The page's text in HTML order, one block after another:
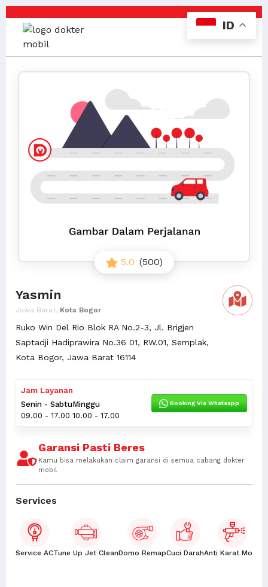
5.0 (500)
Yasmin
Jawa Barat, Kota Bogor
Ruko Win Del Rio Blok RA No.2-3, Jl. Brigjen
Saptadji Hadiprawira No.36 01, RW.01, Semplak,
Kota Bogor, Jawa Barat 16114
Jam Layanan
Senin - Sabtu
09.00 - 17.00
Minggu
10.00 - 17.00
Booking Via Whatsapp
Garansi Pasti Beres
Kamu bisa melakukan claim garansi di semua cabang dokter
mobil
Services
Service ACTune Up Jet CleanDomo RemapCuci DarahAnti Karat Mobil
ID